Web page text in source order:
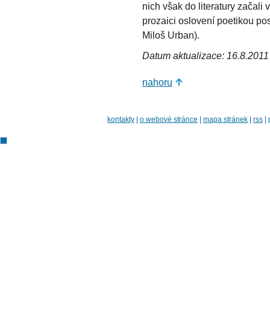
nich však do literatury začali
prozaici oslovení poetikou
Miloš Urban).
Datum aktualizace:
nahoru
kontakty | o webové stránce | mapa stránek | rss |